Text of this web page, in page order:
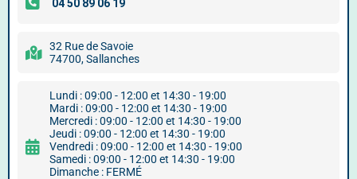
32 Rue de Savoie
74700, Sallanches
Lundi : 09:00 - 12:00 et 14:30 - 19:00
Mardi : 09:00 - 12:00 et 14:30 - 19:00
Mercredi : 09:00 - 12:00 et 14:30 - 19:00
Jeudi : 09:00 - 12:00 et 14:30 - 19:00
Vendredi : 09:00 - 12:00 et 14:30 - 19:00
Samedi : 09:00 - 12:00 et 14:30 - 19:00
Dimanche : FERMÉ